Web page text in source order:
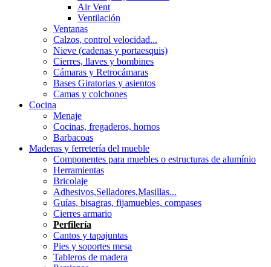
Air Vent
Ventilación
Ventanas
Calzos, control velocidad...
Nieve (cadenas y portaesquis)
Cierres, llaves y bombines
Cámaras y Retrocámaras
Bases Giratorias y asientos
Camas y colchones
Cocina
Menaje
Cocinas, fregaderos, hornos
Barbacoas
Maderas y ferretería del mueble
Componentes para muebles o estructuras de alumínio
Herramientas
Bricolaje
Adhesivos,Selladores,Masillas...
Guías, bisagras, fijamuebles, compases
Cierres armario
Perfilería
Cantos y tapajuntas
Pies y soportes mesa
Tableros de madera